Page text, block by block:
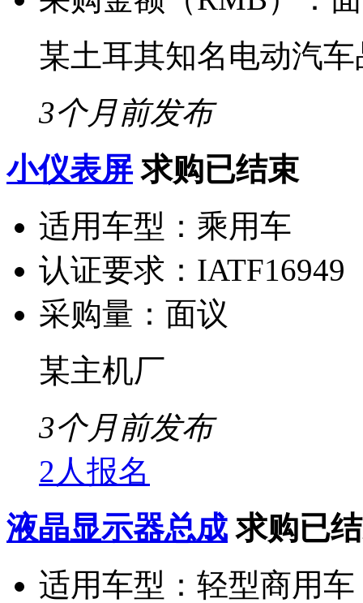
某土耳其知名电动汽车
3个月前发布
小仪表屏 求购已结束
适用车型： 乘用车
认证要求： IATF16949
采购量： 面议
某主机厂
3个月前发布
2人报名
液晶显示器总成 求购已
适用车型： 轻型商用车